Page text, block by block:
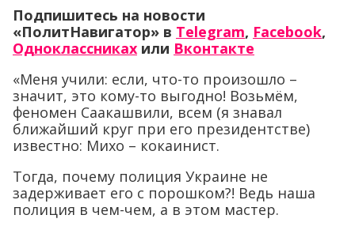
Подпишитесь на новости
«ПолитНавигатор» в Telegram, Facebook,
Одноклассниках или Вконтакте
«Меня учили: если, что-то произошло –
значит, это кому-то выгодно! Возьмём,
феномен Саакашвили, всем (я знавал
ближайший круг при его президентстве)
известно: Михо – кокаинист.
Тогда, почему полиция Украине не
задерживает его с порошком?! Ведь наша
полиция в чем-чем, а в этом мастер.